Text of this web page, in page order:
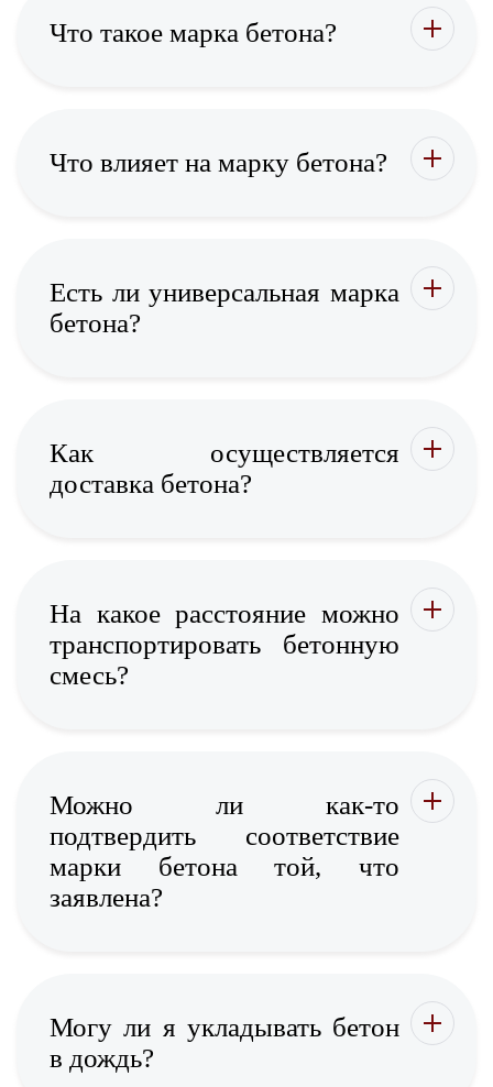
Что такое марка бетона?
Что влияет на марку бетона?
Есть ли универсальная марка
бетона?
Как осуществляется
доставка бетона?
На какое расстояние можно
транспортировать бетонную
смесь?
Можно ли как-то
подтвердить соответствие
марки бетона той, что
заявлена?
Могу ли я укладывать бетон
в дождь?